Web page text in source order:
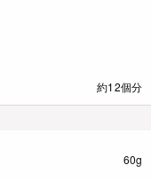
約12個分
60g